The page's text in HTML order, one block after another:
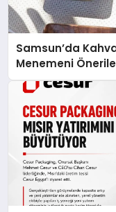
Samsun’da
Menemeni